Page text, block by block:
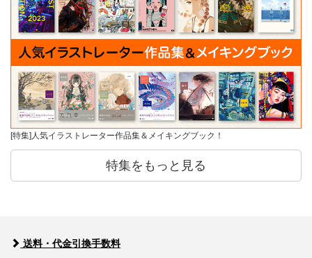
[特集]人気イラストレーター作品集＆メイキングブック！
特集をもっと見る
送料・代金引換手数料